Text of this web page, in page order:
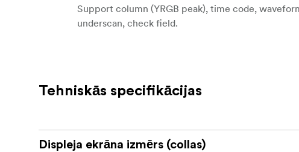
Support column (YRGB peak), time code,
underscan, check field.
Tehniskās specifikācijas
Displeja ekrāna izmērs (collas)